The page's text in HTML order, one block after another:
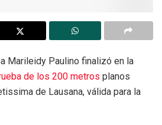
Marileidy Paulino finalizó en la
de los 200 metros planos
de Lausana, válida para la